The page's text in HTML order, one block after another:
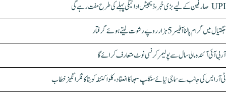
UPI صارفین کے لیے بڑی خبر، ڈیجیٹل ادائیگی پہلے کی طرح مفت رہے گی
جگتیال میں گرام پالنا آفیسر 5 ہزار روپے رشوت لیتے ہوئے گرفتار
آر بی آئی آئندہ مالی سال سے پولیمر کرنسی نوٹ متعارف کرائے گا
ٹی آر ایس کی جانب سے سماجی نیائے سنکلپ سبھا کا انعقاد، کلواکنٹلہ کویتا کا فکر انگیز خطاب